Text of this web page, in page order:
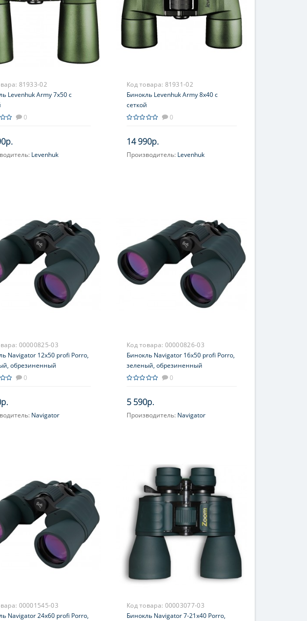
81933-02
Levenhuk Army 7x50 с
0
Levenhuk
Код товара: 81931-02
Бинокль Levenhuk Army 8x40 с
сеткой
0
14 990р.
Производитель: Levenhuk
00000825-03
Navigator 12х50 profi Porro,
обрезиненный
0
Navigator
Код товара: 00000826-03
Бинокль Navigator 16х50 profi Porro,
зеленый, обрезиненный
0
5 590р.
Производитель: Navigator
00001545-03
Navigator 24х60 profi Porro,
Код товара: 00003077-03
Бинокль Navigator 7-21x40 Porro,